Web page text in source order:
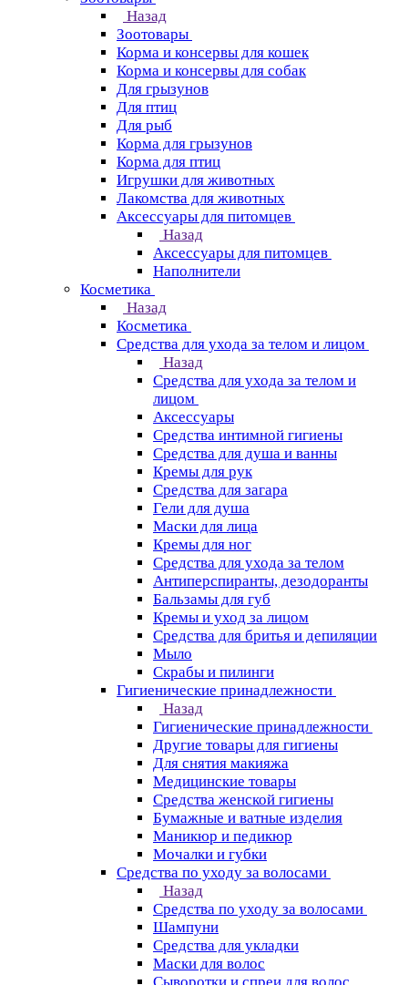
Назад
Зоотовары
Корма и консервы для кошек
Корма и консервы для собак
Для грызунов
Для птиц
Для рыб
Корма для грызунов
Корма для птиц
Игрушки для животных
Лакомства для животных
Аксессуары для питомцев
Назад
Аксессуары для питомцев
Наполнители
Косметика
Назад
Косметика
Средства для ухода за телом и лицом
Назад
Средства для ухода за телом и
лицом
Аксессуары
Средства интимной гигиены
Средства для душа и ванны
Кремы для рук
Средства для загара
Гели для душа
Маски для лица
Кремы для ног
Средства для ухода за телом
Антиперспиранты, дезодоранты
Бальзамы для губ
Кремы и уход за лицом
Средства для бритья и депиляции
Мыло
Скрабы и пилинги
Гигиенические принадлежности
Назад
Гигиенические принадлежности
Другие товары для гигиены
Для снятия макияжа
Медицинские товары
Средства женской гигиены
Бумажные и ватные изделия
Маникюр и педикюр
Мочалки и губки
Средства по уходу за волосами
Назад
Средства по уходу за волосами
Шампуни
Средства для укладки
Маски для волос